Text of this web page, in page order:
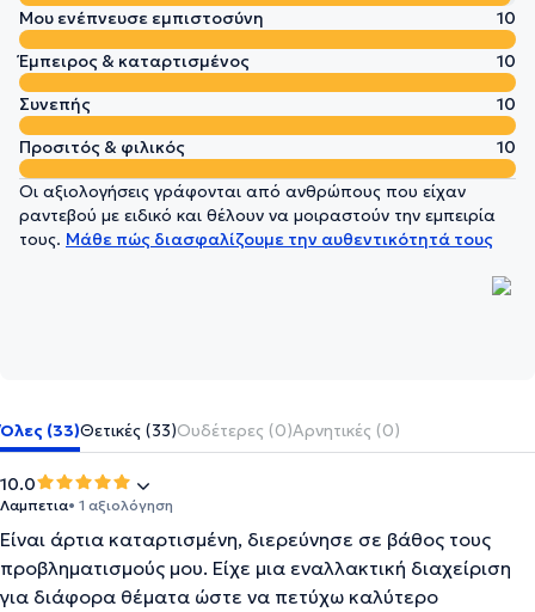
Μου ενέπνευσε εμπιστοσύνη
10
Έμπειρος & καταρτισμένος
10
Συνεπής
10
Προσιτός & φιλικός
10
Οι αξιολογήσεις γράφονται από ανθρώπους που είχαν
ραντεβού με ειδικό και θέλουν να μοιραστούν την εμπειρία
τους. Μάθε πώς διασφαλίζουμε την αυθεντικότητά τους
Όλες (33)Θετικές (33)Ουδέτερες (0)Αρνητικές (0)
10.0
Λαμπετια• 1 αξιολόγηση
Είναι άρτια καταρτισμένη, διερεύνησε σε βάθος τους
προβληματισμούς μου. Είχε μια εναλλακτική διαχείριση
για διάφορα θέματα ώστε να πετύχω καλύτερο